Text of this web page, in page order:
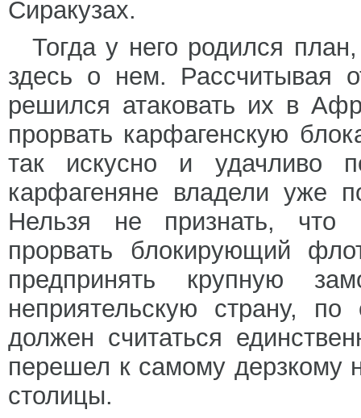
Сиракузах.
Тогда у него родился
здесь о нем. Рассчитывая
решился атаковать их в
прорвать карфагенскую
так искусно и удачливо
карфагеняне владели уже
Нельзя не признать, что
прорвать блокирующий
предпринять крупную
неприятельскую страну,
должен считаться
перешел к самому дерзкому
столицы.